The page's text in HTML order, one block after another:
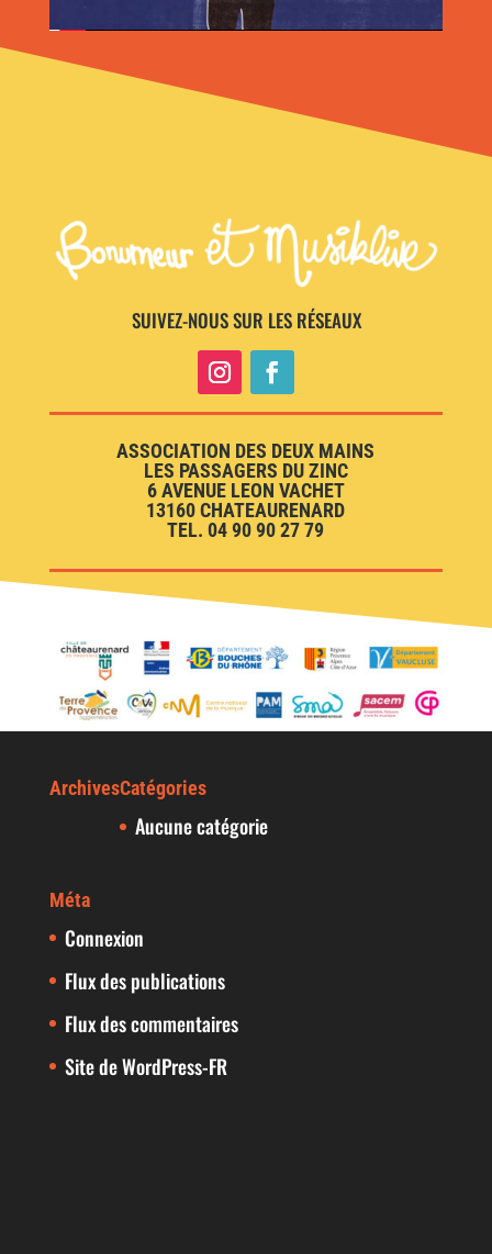
SUIVEZ-NOUS SUR LES RÉSEAUX
ASSOCIATION DES DEUX MAINS
LES PASSAGERS DU ZINC
6 AVENUE LEON VACHET
13160 CHATEAURENARD
TEL. 04 90 90 27 79
ArchivesCatégories
Aucune catégorie
Méta
Connexion
Flux des publications
Flux des commentaires
Site de WordPress-FR